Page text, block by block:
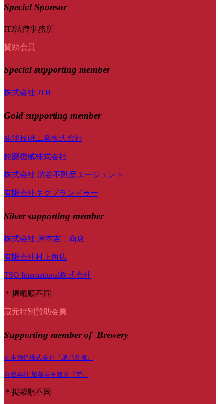
Special Sponsor
ITJ法律事務所
賛助会員
Specialsupporting member
株式会社 JTB
Gold supporting member
新洋技研工業株式会社
銘醸機械株式会社
株式会社 渋谷不動産エージェント
有限会社キクプランドゥー
Silver supporting member
株式会社 岸本吉二商店
有限会社村上商店
TSO International株式会社
＊掲載順不同
蔵元特別賛助会員
Supporting member of Brewery
石本酒造株式会社『越乃寒梅』
合資会社 加藤吉平商店『梵』
＊掲載順不同